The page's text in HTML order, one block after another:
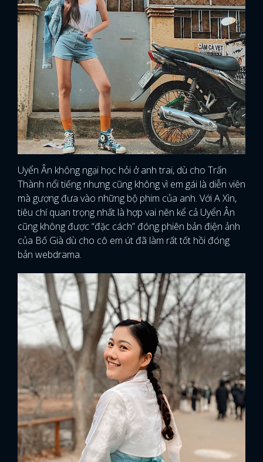
Uyển Ân không ngại học hỏi ở anh trai, dù cho Trấn
Thành nổi tiếng nhưng cũng không vì em gái là diễn viên
mà gượng đưa vào những bộ phim của anh. Với A Xìn,
tiêu chí quan trọng nhất là hợp vai nên kể cả Uyển Ân
cũng không được “đặc cách” đóng phiên bản điện ảnh
của Bố Già dù cho cô em út đã làm rất tốt hồi đóng
bản webdrama.